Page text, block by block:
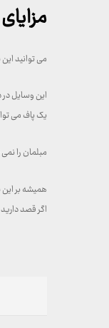
می ‌توانید
این وسایل
یک پاف می‌
مبلمان را
همیشه بر
اگر قصد